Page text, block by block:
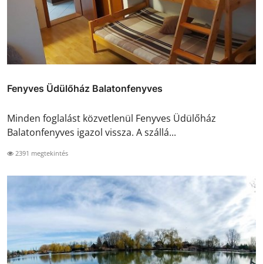
Fenyves Üdülőház Balatonfenyves
Minden foglalást közvetlenül Fenyves Üdülőház
Balatonfenyves igazol vissza. A szállá...
2391 megtekintés